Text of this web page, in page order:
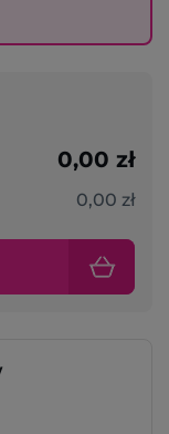
0,00 zł
0,00 zł